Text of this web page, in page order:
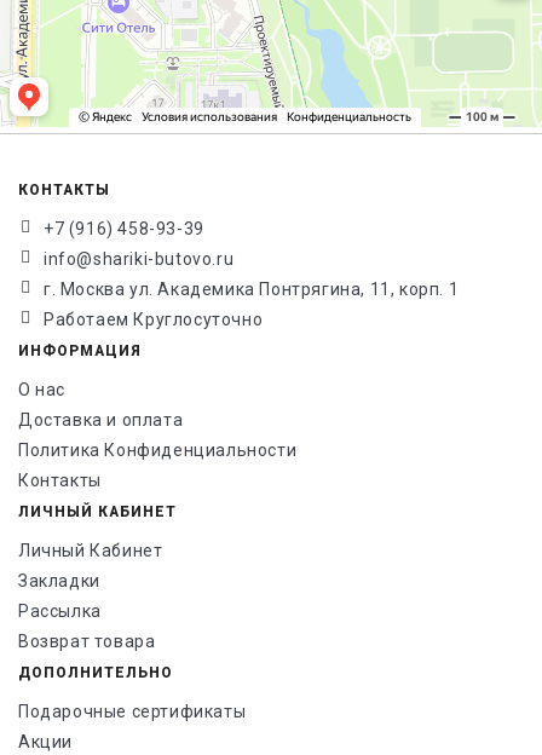
КОНТАКТЫ
+7 (916) 458-93-39
info@shariki-butovo.ru
г. Москва ул. Академика Понтрягина, 11, корп. 1
Работаем Круглосуточно
ИНФОРМАЦИЯ
О нас
Доставка и оплата
Политика Конфиденциальности
Контакты
ЛИЧНЫЙ КАБИНЕТ
Личный Кабинет
Закладки
Рассылка
Возврат товара
ДОПОЛНИТЕЛЬНО
Подарочные сертификаты
Акции